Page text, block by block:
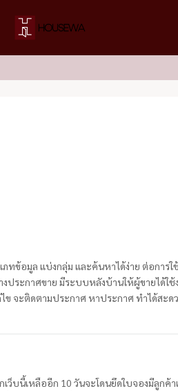
เภทข้อมูล แบ่งกลุ่ม และค้นหาได้ง่าย ต่อก
งประกาศขาย มีระบบหลังบ้านให้ผู้ขายได้
ข จะติดตามประกาศ หาประกาศ ทำได้สะ
เว็บนี้เหลืออีก 10 วันจะโดนยึดใบจองมีลูก